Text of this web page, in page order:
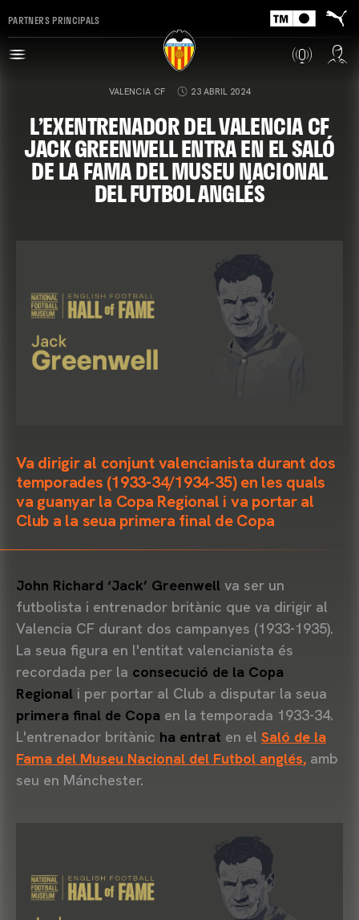
PARTNERS PRINCIPALS
VALENCIA CF 23 ABRIL 2024
L’EXENTRENADOR DEL VALENCIA CF
JACK GREENWELL ENTRA EN EL SALÓ
DE LA FAMA DEL MUSEU NACIONAL
DEL FUTBOL ANGLÉS
Va dirigir al conjunt valencianista durant dos
temporades (1933-34/1934-35) en les quals
va guanyar la Copa Regional i va portar al
Club a la seua primera final de Copa
John Richard ‘Jack’ Greenwell va ser un
futbolista i entrenador britànic que va dirigir al
Valencia CF durant dos campanyes (1933-1935).
La seua figura en l'entitat valencianista és
recordada per la consecució de la Copa
Regional i per portar al Club a disputar la seua
primera final de Copa en la temporada 1933-34.
L'entrenador britànic ha entrat en el Saló de la
Fama del Museu Nacional del Futbol anglés, amb
seu en Mánchester.